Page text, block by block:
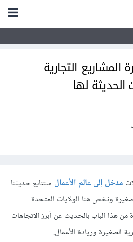
المشاريع التجارية
الحديثة لها
مدخل إلى عالم الأعمال سنتابع حديثنا
ونخص هنا الولايات المتحدة
من هذا الباب بالحديث عن أبرز الاتجاهات
الصغيرة وريادة الأعمال.